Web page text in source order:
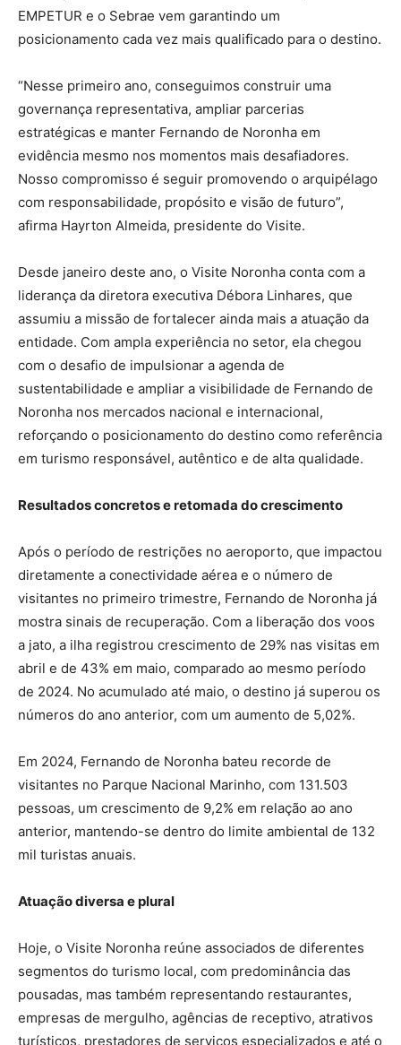
EMPETUR e o Sebrae vem garantindo um
posicionamento cada vez mais qualificado para o destino.
“Nesse primeiro ano, conseguimos construir uma
governança representativa, ampliar parcerias
estratégicas e manter Fernando de Noronha em
evidência mesmo nos momentos mais desafiadores.
Nosso compromisso é seguir promovendo o arquipélago
com responsabilidade, propósito e visão de futuro”,
afirma Hayrton Almeida, presidente do Visite.
Desde janeiro deste ano, o Visite Noronha conta com a
liderança da diretora executiva Débora Linhares, que
assumiu a missão de fortalecer ainda mais a atuação da
entidade. Com ampla experiência no setor, ela chegou
com o desafio de impulsionar a agenda de
sustentabilidade e ampliar a visibilidade de Fernando de
Noronha nos mercados nacional e internacional,
reforçando o posicionamento do destino como referência
em turismo responsável, autêntico e de alta qualidade.
Resultados concretos e retomada do crescimento
Após o período de restrições no aeroporto, que impactou
diretamente a conectividade aérea e o número de
visitantes no primeiro trimestre, Fernando de Noronha já
mostra sinais de recuperação. Com a liberação dos voos
a jato, a ilha registrou crescimento de 29% nas visitas em
abril e de 43% em maio, comparado ao mesmo período
de 2024. No acumulado até maio, o destino já superou os
números do ano anterior, com um aumento de 5,02%.
Em 2024, Fernando de Noronha bateu recorde de
visitantes no Parque Nacional Marinho, com 131.503
pessoas, um crescimento de 9,2% em relação ao ano
anterior, mantendo-se dentro do limite ambiental de 132
mil turistas anuais.
Atuação diversa e plural
Hoje, o Visite Noronha reúne associados de diferentes
segmentos do turismo local, com predominância das
pousadas, mas também representando restaurantes,
empresas de mergulho, agências de receptivo, atrativos
turísticos, prestadores de serviços especializados e até o